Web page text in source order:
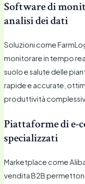
Software di
analisi dei dati
Soluzioni come
monitorare in tempo
suolo e salute delle
rapide e accurate,
produttività
Piattaforme di e-
specializzati
Marketplace come
vendita B2B